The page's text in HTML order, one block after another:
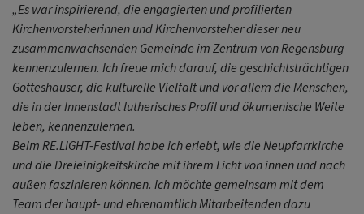
„Es war inspirierend, die engagierten und profilierten
Kirchenvorsteherinnen und Kirchenvorsteher dieser neu
zusammenwachsenden Gemeinde im Zentrum von Regensburg
kennenzulernen. Ich freue mich darauf, die geschichtsträchtigen
Gotteshäuser, die kulturelle Vielfalt und vor allem die Menschen,
die in der Innenstadt lutherisches Profil und ökumenische Weite
leben, kennenzulernen.
Beim RE.LIGHT-Festival habe ich erlebt, wie die Neupfarrkirche
und die Dreieinigkeitskirche mit ihrem Licht von innen und nach
außen faszinieren können. Ich möchte gemeinsam mit dem
Team der haupt- und ehrenamtlich Mitarbeitenden dazu